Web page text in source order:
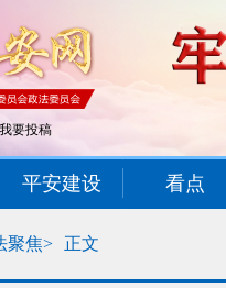
我要投稿
平安建设 看点
聚焦> 正文